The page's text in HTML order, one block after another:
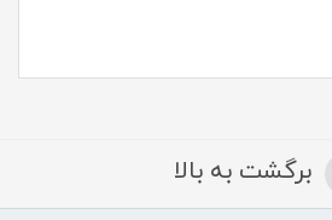
برگشت به بالا